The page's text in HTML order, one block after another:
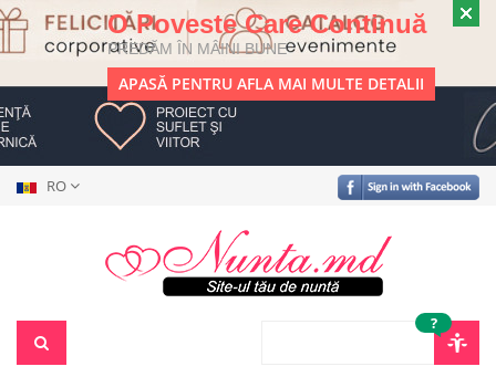
O Poveste Care Continuă
PREDĂM ÎN MÂINI BUNE
APASĂ PENTRU AFLA MAI MULTE DETALII
RO
?